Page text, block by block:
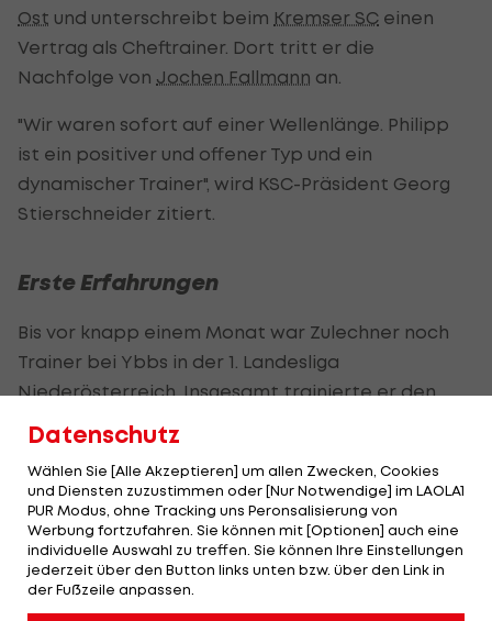
Ost und unterschreibt beim Kremser SC einen
Vertrag als Cheftrainer. Dort tritt er die
Nachfolge von Jochen Fallmann an.
"Wir waren sofort auf einer Wellenlänge. Philipp
ist ein positiver und offener Typ und ein
dynamischer Trainer", wird KSC-Präsident Georg
Stierschneider zitiert.
Erste Erfahrungen
Bis vor knapp einem Monat war Zulechner noch
Trainer bei Ybbs in der 1. Landesliga
Niederösterreich. Insgesamt trainierte er den
Klub knapp zwei Jahre und in 48 Spielen
(Punkteschnitt: 1,77).
Zuvor war er Jugendtrainer in Amstetten und
Sonntagberg, sowie kurzzeitig Co-Trainer bei
Waidhofen. Im Sommer darf sich der Ex-Stürmer
nun in der Regionalliga versuchen.
Datenschutz
Wählen Sie [Alle Akzeptieren] um allen Zwecken, Cookies
und Diensten zuzustimmen oder [Nur Notwendige] im LAOLA1
PUR Modus, ohne Tracking uns Peronsalisierung von
Werbung fortzufahren. Sie können mit [Optionen] auch eine
individuelle Auswahl zu treffen. Sie können Ihre Einstellungen
jederzeit über den Button links unten bzw. über den Link in
der Fußzeile anpassen.